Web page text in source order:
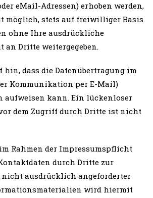
eMail-Adressen) erhoben werden,
möglich, stets auf freiwilliger Basis.
ohne Ihre ausdrückliche
an Dritte weitergegeben.
hin, dass die Datenübertragung im
Kommunikation per E-Mail)
aufweisen kann. Ein lückenloser
dem Zugriff durch Dritte ist nicht
Rahmen der Impressumspflicht
durch Dritte zur
nicht ausdrücklich angeforderter
wird hiermit